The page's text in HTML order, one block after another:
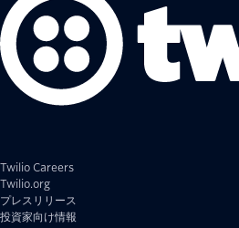
Twilio Careers
Twilio.org
プレスリリース
投資家向け情報